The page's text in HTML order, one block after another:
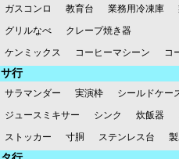
ガスコンロ
教育台 業務用冷凍庫
グリルなべ
クレープ焼き器
ケンミックス
コーヒーマシーン コ
サ行
サラマンダー 実演枠
シールドケー
ジュースミキサー
シンク 炊飯器
ストッカー
寸胴 ステンレス台